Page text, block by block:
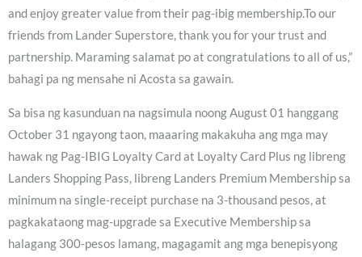
and enjoy greater value from their pag-ibig membership.To our
friends from Lander Superstore, thank you for your trust and
partnership. Maraming salamat po at congratulations to all of us,”
bahagi pa ng mensahe ni Acosta sa gawain.
Sa bisa ng kasunduan na nagsimula noong August 01 hanggang
October 31 ngayong taon, maaaring makakuha ang mga may
hawak ng Pag-IBIG Loyalty Card at Loyalty Card Plus ng libreng
Landers Shopping Pass, libreng Landers Premium Membership sa
minimum na single-receipt purchase na 3-thousand pesos, at
pagkakataong mag-upgrade sa Executive Membership sa
halagang 300-pesos lamang, magagamit ang mga benepisyong